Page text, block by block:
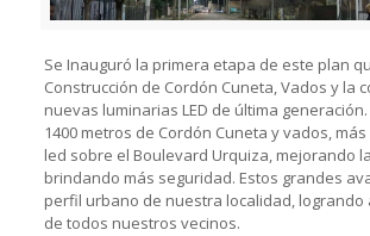
Se Inauguró la primera etapa de este plan
Construcción de Cordón Cuneta, Vados y la
nuevas luminarias LED de última generación.
1400 metros de Cordón Cuneta y vados,
led sobre el Boulevard Urquiza, mejorando
brindando más seguridad. Estos grandes
perfil urbano de nuestra localidad, logrando
de todos nuestros vecinos.